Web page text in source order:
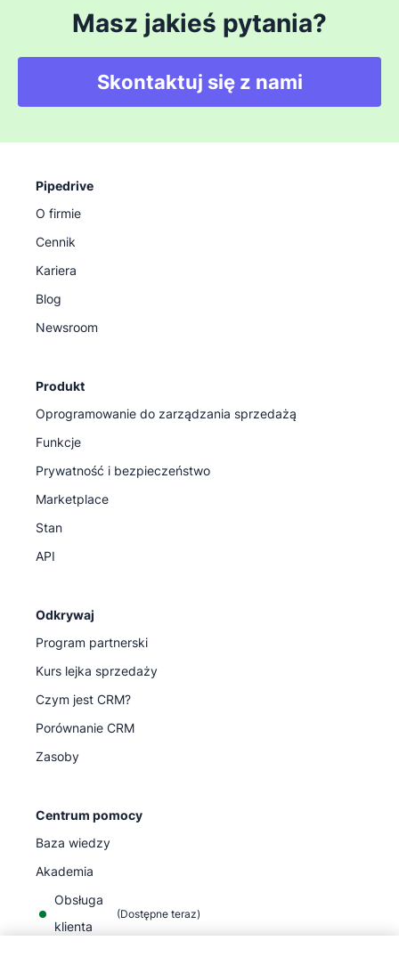
Masz jakieś pytania?
Skontaktuj się z nami
Pipedrive
O firmie
Cennik
Kariera
Blog
Newsroom
Produkt
Oprogramowanie do zarządzania sprzedażą
Funkcje
Prywatność i bezpieczeństwo
Marketplace
Stan
API
Odkrywaj
Program partnerski
Kurs lejka sprzedaży
Czym jest CRM?
Porównanie CRM
Zasoby
Centrum pomocy
Baza wiedzy
Akademia
Obsługa
klienta
(Dostępne teraz)